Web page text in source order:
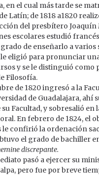
en el cual más tarde se
Latín; de 1818 a1820
del presbítero Joaquín
escolares estudió
de enseñarlo a varios
eligió para pronunciar
y se le distinguió como
Filosofía.
de 1820 ingresó a la
de Guadalajara, ahí
Facultad, y sobresalió en
En febrero de 1824, el
le confirió la ordenación
el grado de bachiller
discrepante.
pasó a ejercer su
pero fue por breve